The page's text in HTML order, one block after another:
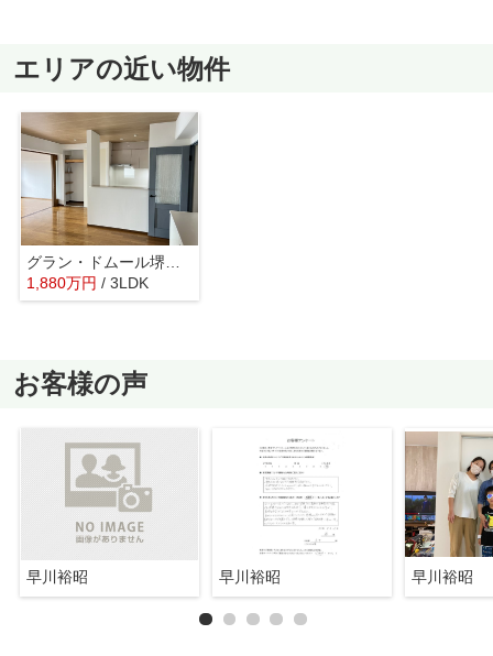
エリアの近い物件
1,880万円 / 3LDK
お客様の声
早川裕昭 早川裕昭 早川裕昭